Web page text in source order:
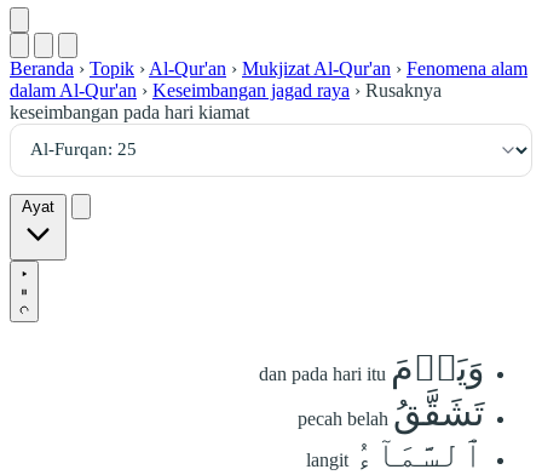
Beranda › Topik › Al-Qur'an › Mukjizat Al-Qur'an › Fenomena alam
dalam Al-Qur'an › Keseimbangan jagad raya › Rusaknya
keseimbangan pada hari kiamat
Ayat
وَيَوۡمَ dan pada hari itu
تَشَقَّقُ pecah belah
ٱلسَّمَآءُ langit